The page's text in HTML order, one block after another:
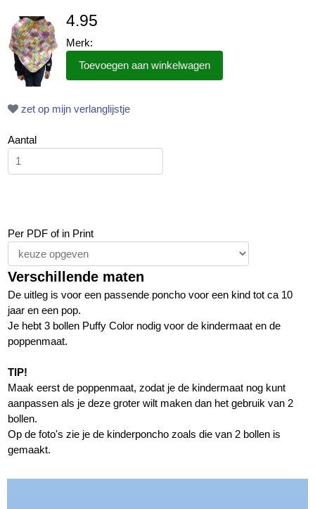
4.95
Merk:
zet op mijn verlanglijstje
Aantal
Per PDF of in Print
Verschillende maten
De uitleg is voor een passende poncho voor een kind tot ca 10
jaar en een pop.
Je hebt 3 bollen Puffy Color nodig voor de kindermaat en de
poppenmaat.
TIP!
Maak eerst de poppenmaat, zodat je de kindermaat nog kunt
aanpassen als je deze groter wilt maken dan het gebruik van 2
bollen.
Op de foto's zie je de kinderponcho zoals die van 2 bollen is
gemaakt.